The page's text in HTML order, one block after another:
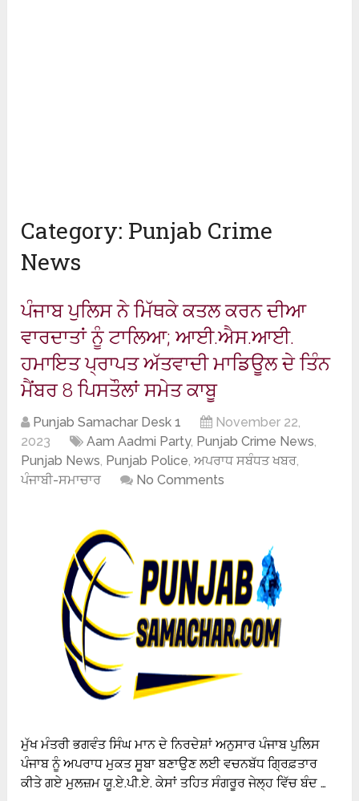
Category: Punjab Crime
News
ਪੰਜਾਬ ਪੁਲਿਸ ਨੇ ਮਿੱਥਕੇ ਕਤਲ ਕਰਨ ਦੀਆ
ਵਾਰਦਾਤਾਂ ਨੂੰ ਟਾਲਿਆ; ਆਈ.ਐਸ.ਆਈ.
ਹਮਾਇਤ ਪ੍ਰਾਪਤ ਅੱਤਵਾਦੀ ਮਾਡਿਊਲ ਦੇ ਤਿੰਨ
ਮੈਂਬਰ 8 ਪਿਸਤੌਲਾਂ ਸਮੇਤ ਕਾਬੂ
Punjab Samachar Desk 1
November 22,
2023
Aam Aadmi Party, Punjab Crime News,
Punjab News, Punjab Police,ਅਪਰਾਧ ਸਬੰਧਤ ਖਬਰ,
ਪੰਜਾਬੀ-ਸਮਾਚਾਰ
No Comments
ਮੁੱਖ ਮੰਤਰੀ ਭਗਵੰਤ ਸਿੰਘ ਮਾਨ ਦੇ ਨਿਰਦੇਸ਼ਾਂ ਅਨੁਸਾਰ ਪੰਜਾਬ ਪੁਲਿਸ
ਪੰਜਾਬ ਨੂੰ ਅਪਰਾਧ ਮੁਕਤ ਸੂਬਾ ਬਣਾਉਣ ਲਈ ਵਚਨਬੱਧ ਗ੍ਰਿਫ਼ਤਾਰ
ਕੀਤੇ ਗਏ ਮੁਲਜ਼ਮ ਯੂ.ਏ.ਪੀ.ਏ. ਕੇਸਾਂ ਤਹਿਤ ਸੰਗਰੂਰ ਜੇਲ੍ਹ ਵਿੱਚ ਬੰਦ …